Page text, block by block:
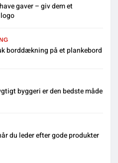
gaver – giv dem et
borddækning på et plankebord
byggeri er den bedste måde
du leder efter gode produkter